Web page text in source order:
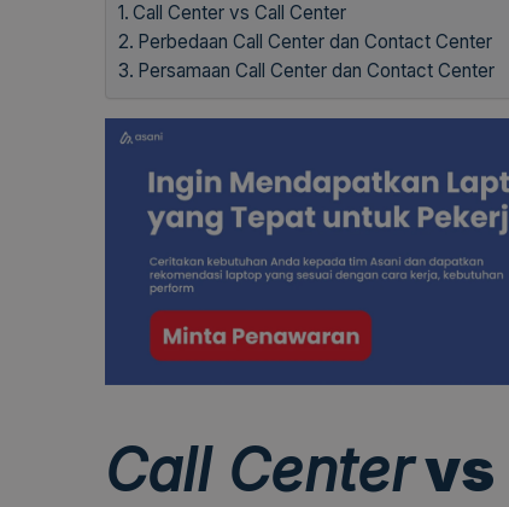
Call Center vs Call Center
Perbedaan Call Center dan Contact Center
Persamaan Call Center dan Contact Center
Call Centervs